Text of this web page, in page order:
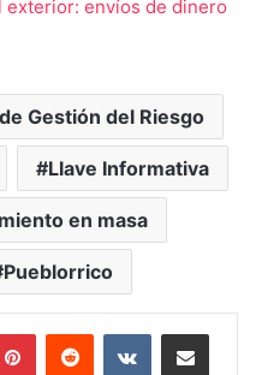
envíos de dinero
Gestión del Riesgo
Llave Informativa
en masa
Pueblorrico
PinterestReddit VKontakteCompartir vía Mail